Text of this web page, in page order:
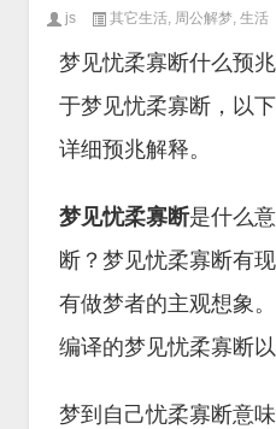
js 其它生活, 周公解梦, 生活
梦见忧柔寡断什么预
于梦见忧柔寡断，以
详细预兆解释。
梦见忧柔寡断是什么
断？梦见忧柔寡断有
有做梦者的主观想象
编译的梦见忧柔寡断以
梦到自己忧柔寡断意